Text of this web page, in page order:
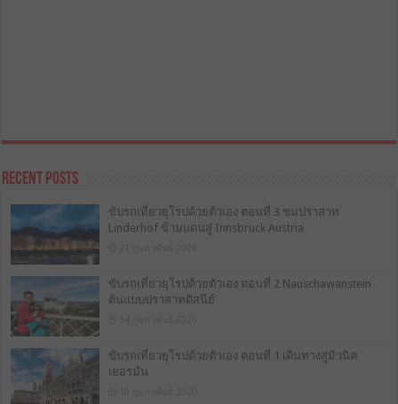
Recent Posts
ขับรถเที่ยวยุโรปด้วยตัวเอง ตอนที่ 3 ชมปราสาท
Linderhof ข้ามแดนสู่ Innsbruck Austria
ขับรถเที่ยวยุโรปด้วยตัวเอง ตอนที่ 2 Nauschawanstein
ต้นแบบปราสาทดิสนีย์
ขับรถเที่ยวยุโรปด้วยตัวเอง ตอนที่ 1 เดินทางสู่มิวนิค
เยอรมัน